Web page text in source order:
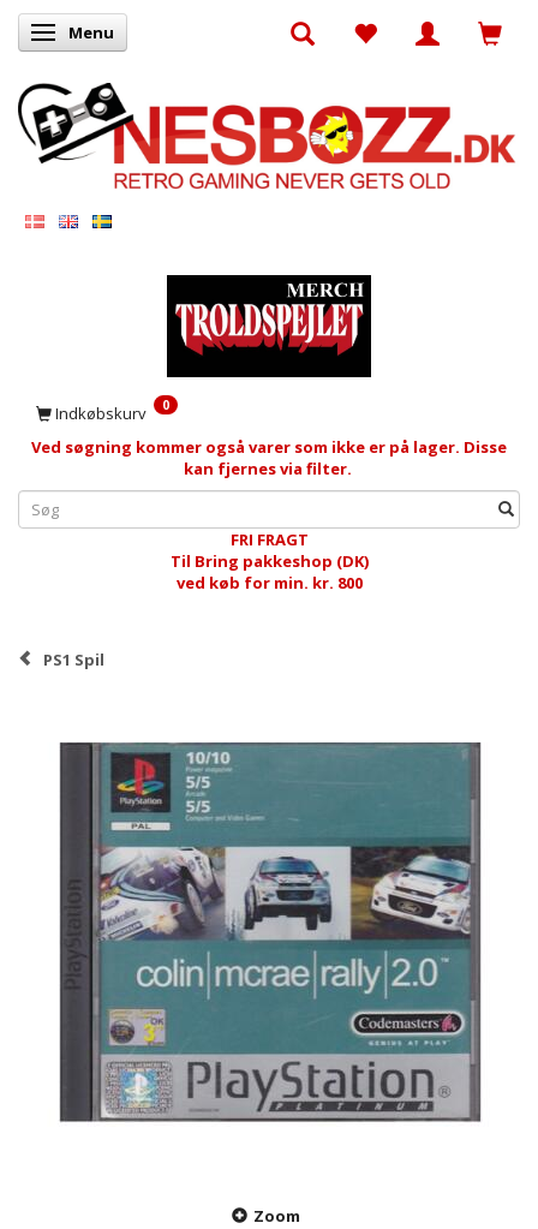
Skifte navigation
Menu
Indkøbskurv 0
Ved søgning kommer også varer som ikke er på lager. Disse
kan fjernes via filter.
FRI FRAGT
Til Bring pakkeshop (DK)
ved køb for min. kr. 800
PS1 Spil
Zoom